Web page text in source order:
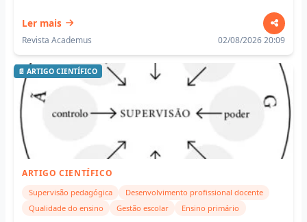
Ler mais
Revista Academus 02/08/2026 20:09
📄 ARTIGO CIENTÍFICO
ARTIGO CIENTÍFICO
Supervisão pedagógica
Desenvolvimento profissional docente
Qualidade do ensino
Gestão escolar Ensino primário